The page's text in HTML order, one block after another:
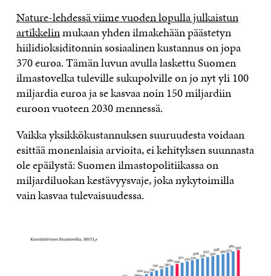
Nature-lehdessä viime vuoden lopulla julkaistun
artikkelinmukaan yhden ilmakehään päästetyn
hiilidioksiditonnin sosiaalinen kustannus on jopa
370 euroa. Tämän luvun avulla laskettu Suomen
ilmastovelka tuleville sukupolville on jo nyt yli 100
miljardia euroa ja se kasvaa noin 150 miljardiin
euroon vuoteen 2030 mennessä.
Vaikka yksikkökustannuksen suuruudesta voidaan
esittää monenlaisia arvioita, ei kehityksen suunnasta
ole epäilystä: Suomen ilmastopolitiikassa on
miljardiluokan kestävyysvaje, joka nykytoimilla
vain kasvaa tulevaisuudessa.